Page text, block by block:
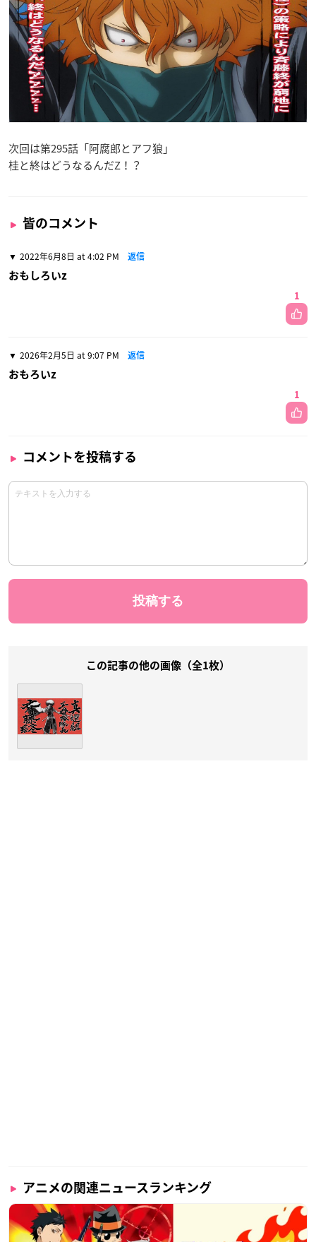
次回は第295話「阿腐郎とアフ狼」
桂と終はどうなるんだZ！？
皆のコメント
2022年6月8日 at 4:02 PM 返信
おもしろいz
1
2026年2月5日 at 9:07 PM 返信
おもろいz
1
コメントを投稿する
この記事の他の画像（全1枚）
アニメの関連ニュースランキング